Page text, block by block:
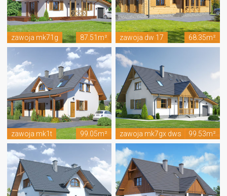
zawoja mk71g 87.51m² zawoja dw 17 68.35m²
zawoja mk1t 99.05m² zawoja mk7gx dws 99.53m²